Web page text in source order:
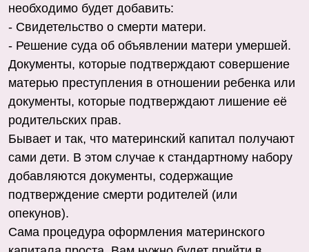
необходимо будет добавить:
- Свидетельство о смерти матери.
- Решение суда об объявлении матери умершей.
Документы, которые подтверждают совершение
матерью преступления в отношении ребенка или
документы, которые подтверждают лишение её
родительских прав.
Бывает и так, что материнский капитал получают
сами дети. В этом случае к стандартному набору
добавляются документы, содержащие
подтверждение смерти родителей (или
опекунов).
Сама процедура оформления материнского